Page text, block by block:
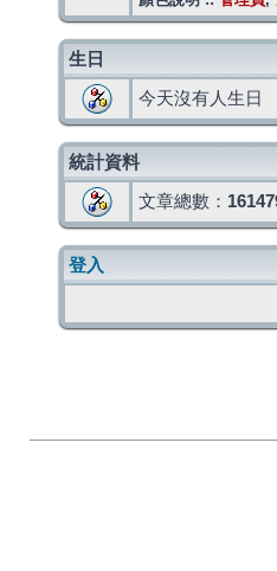
生日
今天沒有人生日
統計資料
文章總數：
登入